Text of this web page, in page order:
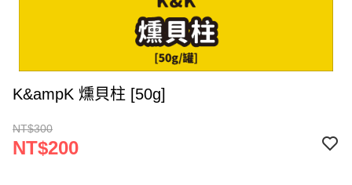
K&ampK 燻貝柱 [50g]
NT$300
NT$200